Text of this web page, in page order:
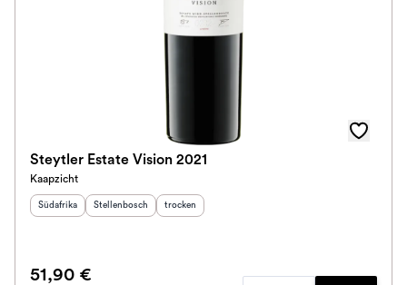
Steytler Estate Vision 2021
Kaapzicht
Herkunftsland:
Südafrika Herkunftsregion
Stellenbosch Geschmack
trocken
51,90 €